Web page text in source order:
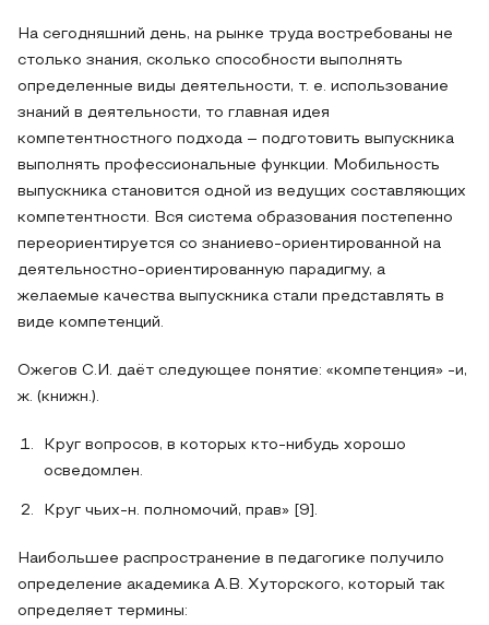
На сегодняшний день, на рынке труда востребованы не
столько знания, сколько способности выполнять
определенные виды деятельности, т. е. использование
знаний в деятельности, то главная идея
компетентностного подхода – подготовить выпускника
выполнять профессиональные функции. Мобильность
выпускника становится одной из ведущих составляющих
компетентности. Вся система образования постепенно
переориентируется со знаниево-ориентированной на
деятельностно-ориентированную парадигму, а
желаемые качества выпускника стали представлять в
виде компетенций.
Ожегов С.И. даёт следующее понятие: «компетенция» -и,
ж. (книжн.).
Круг вопросов, в которых кто-нибудь хорошо
осведомлен.
Круг чьих-н. полномочий, прав» [9].
Наибольшее распространение в педагогике получило
определение академика А.В. Хуторского, который так
определяет термины: